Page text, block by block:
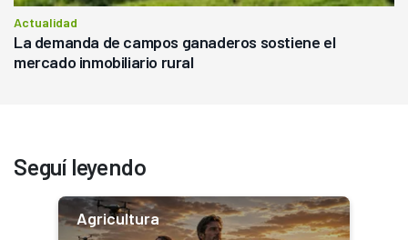
Actualidad
La demanda de campos ganaderos sostiene el
mercado inmobiliario rural
Seguí leyendo
Agricultura